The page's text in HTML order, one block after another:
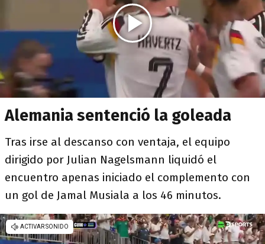
Alemania sentenció la goleada
Tras irse al descanso con ventaja, el equipo
dirigido por Julian Nagelsmann liquidó el
encuentro apenas iniciado el complemento con
un gol de Jamal Musiala a los 46 minutos.